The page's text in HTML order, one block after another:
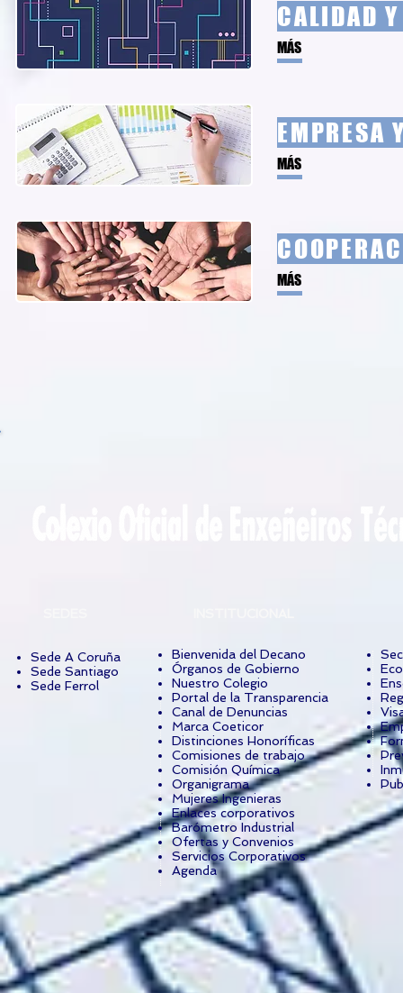
CALIDAD
MÁS
EMPRESA
MÁS
MÁS
Sede A Coruña
Sede Santiago
Sede Ferrol
Bienvenida del Decano
Órganos de Gobierno
Nuestro Colegio
Portal de la Transparencia
Canal de Denuncias
Marca Coeticor
Distinciones Honoríficas
Comisiones de trabajo
Comisión Química
Organigrama
Mujeres Ingenieras
Enlaces corporativos
Barómetro Industrial
Ofertas y Convenios
Servicios Corporativos
Agenda